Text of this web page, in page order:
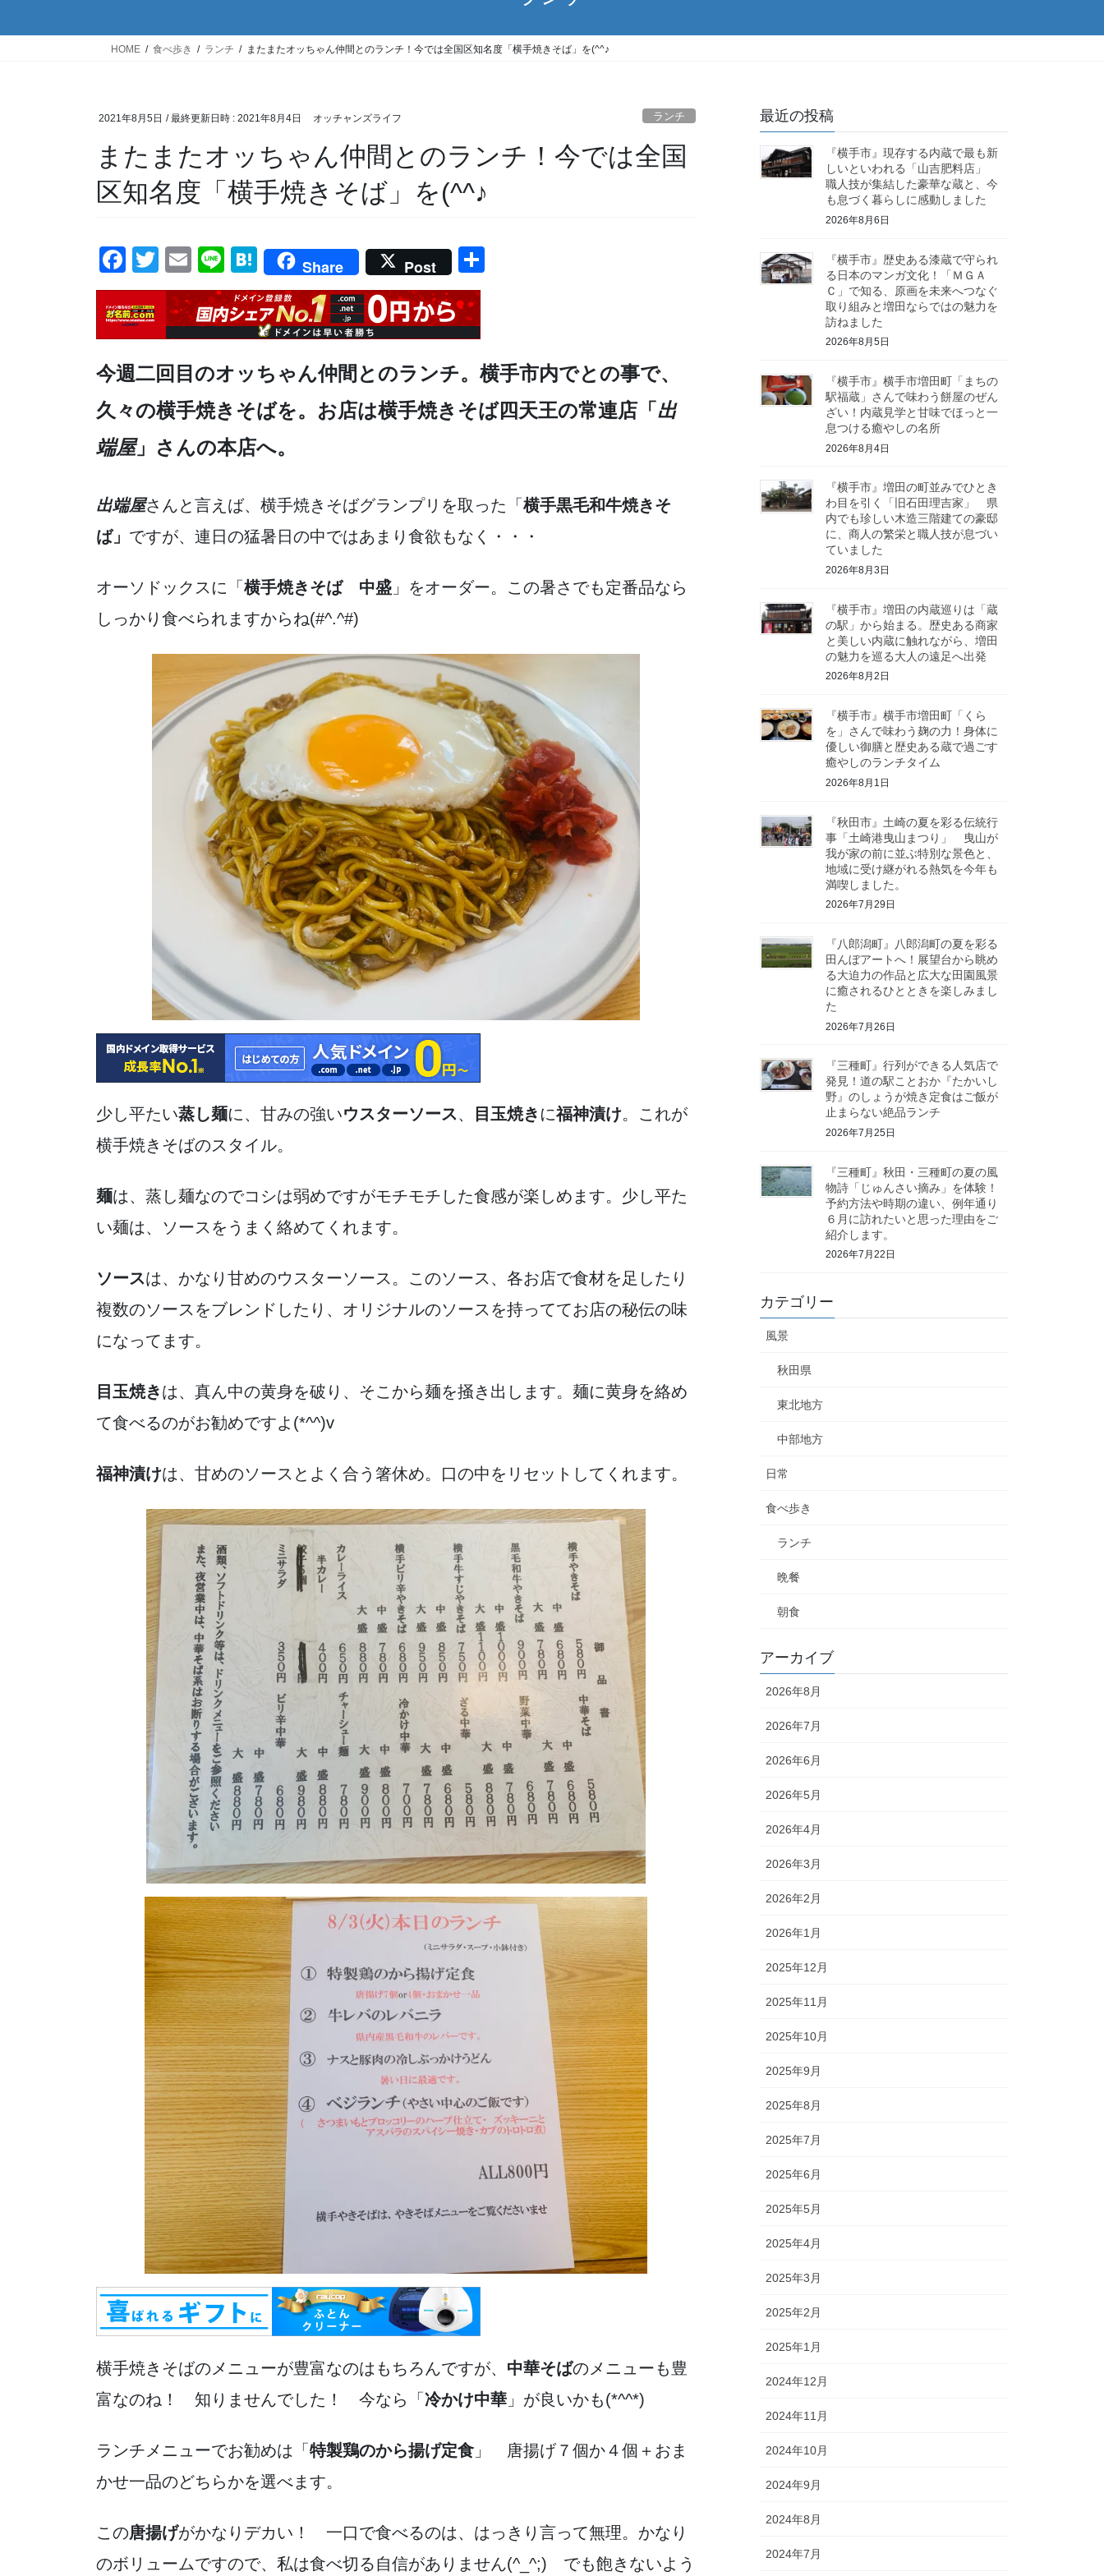
HOME 食べ歩き ランチ またまたオッちゃん仲間とのランチ！今では全国区知名度「横手焼きそば」を(^^♪
2021年8月5日 / 最終更新日時 : 2021年8月4日 オッチャンズライフ ランチ
またまたオッちゃん仲間とのランチ！今では全国
区知名度「横手焼きそば」を(^^♪
F
a
c
e
b
o
o
k
T
wi
tt
er
E
m
ail
Li
n
e
H
at
e
n
a
Share Post
今週二回目のオッちゃん仲間とのランチ。横手市内でとの事で、
久々の横手焼きそばを。お店は横手焼きそば四天王の常連店「 出
端屋」さんの本店へ。
出端屋さんと言えば、横手焼きそばグランプリを取った「 横手黒毛和牛焼きそ
ば」 ですが、連日の猛暑日の中ではあまり食欲もなく・・・
オーソドックスに「 横手焼きそば 中盛 」をオーダー。この暑さでも定番品なら
しっかり食べられますからね(#^.^#)
少し平たい蒸し麺に、甘みの強いウスターソース、 目玉焼き に福神漬け。これが
横手焼きそばのスタイル。
麺は、蒸し麺なのでコシは弱めですがモチモチした食感が楽しめます。少し平た
い麺は、ソースをうまく絡めてくれます。
ソースは、かなり甘めのウスターソース。このソース、各お店で食材を足したり
複数のソースをブレンドしたり、オリジナルのソースを持っててお店の秘伝の味
になってます。
目玉焼きは、真ん中の黄身を破り、そこから麺を掻き出します。麺に黄身を絡め
て食べるのがお勧めですよ(*^^)v
福神漬けは、甘めのソースとよく合う箸休め。口の中をリセットしてくれます。
横手焼きそばのメニューが豊富なのはもちろんですが、 中華そばのメニューも豊
富なのね！ 知りませんでした！ 今なら「冷かけ中華 」が良いかも(*^^*)
ランチメニューでお勧めは「特製鶏のから揚げ定食 」 唐揚げ７個か４個＋おま
かせ一品のどちらかを選べます。
この唐揚げがかなりデカい！ 一口で食べるのは、はっきり言って無理。かなり
のボリュームですので、私は食べ切る自信がありません(^_^;) でも飽きないよう
最近の投稿
『横手市』現存する内蔵で最も新
しいといわれる「山吉肥料店」
職人技が集結した豪華な蔵と、今
も息づく暮らしに感動しました
2026年8月6日
『横手市』歴史ある漆蔵で守られ
る日本のマンガ文化！「ＭＧＡ
Ｃ」で知る、原画を未来へつなぐ
取り組みと増田ならではの魅力を
訪ねました
2026年8月5日
『横手市』横手市増田町「まちの
駅福蔵」さんで味わう餅屋のぜん
ざい！内蔵見学と甘味でほっと一
息つける癒やしの名所
2026年8月4日
『横手市』増田の町並みでひとき
わ目を引く「旧石田理吉家」 県
内でも珍しい木造三階建ての豪邸
に、商人の繁栄と職人技が息づい
ていました
2026年8月3日
『横手市』増田の内蔵巡りは「蔵
の駅」から始まる。歴史ある商家
と美しい内蔵に触れながら、増田
の魅力を巡る大人の遠足へ出発
2026年8月2日
『横手市』横手市増田町「くら
を」さんで味わう麹の力！身体に
優しい御膳と歴史ある蔵で過ごす
癒やしのランチタイム
2026年8月1日
『秋田市』土崎の夏を彩る伝統行
事「土崎港曳山まつり」 曳山が
我が家の前に並ぶ特別な景色と、
地域に受け継がれる熱気を今年も
満喫しました。
2026年7月29日
『八郎潟町』八郎潟町の夏を彩る
田んぼアートへ！展望台から眺め
る大迫力の作品と広大な田園風景
に癒されるひとときを楽しみまし
た
2026年7月26日
『三種町』行列ができる人気店で
発見！道の駅ことおか『たかいし
野』のしょうが焼き定食はご飯が
止まらない絶品ランチ
2026年7月25日
『三種町』秋田・三種町の夏の風
物詩「じゅんさい摘み」を体験！
予約方法や時期の違い、例年通り
６月に訪れたいと思った理由をご
紹介します。
2026年7月22日
カテゴリー
風景
秋田県
東北地方
中部地方
日常
食べ歩き
ランチ
晩餐
朝食
アーカイブ
2026年8月
2026年7月
2026年6月
2026年5月
2026年4月
2026年3月
2026年2月
2026年1月
2025年12月
2025年11月
2025年10月
2025年9月
2025年8月
2025年7月
2025年6月
2025年5月
2025年4月
2025年3月
2025年2月
2025年1月
2024年12月
2024年11月
2024年10月
2024年9月
2024年8月
2024年7月